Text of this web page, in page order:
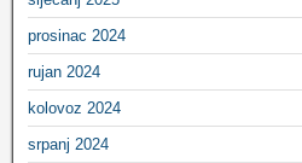
prosinac 2024
rujan 2024
kolovoz 2024
srpanj 2024